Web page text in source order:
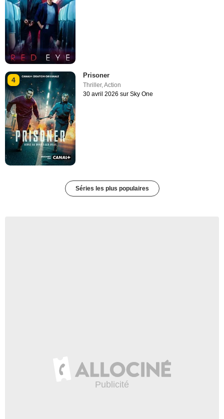
4
Prisoner
Thriller,Action
30 avril 2026 sur Sky One
Séries les plus populaires